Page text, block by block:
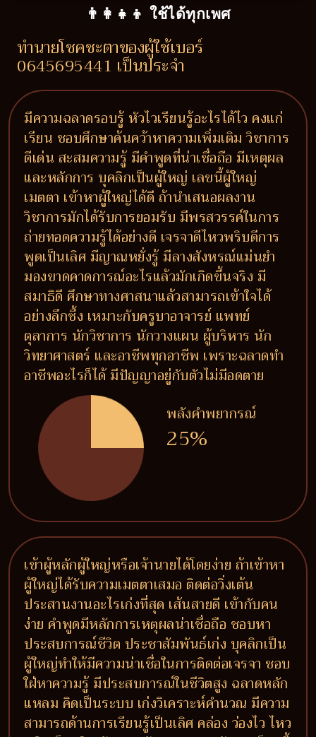
👨‍👩‍👧‍👦 ใช้ได้ทุกเพศ
ทำนายโชคชะตาของผู้ใช้เบอร์
0645695441 เป็นประจำ
มีความฉลาดรอบรู้ หัวไวเรียนรู้อะไรได้ไว คงแก่
เรียน ชอบศึกษาค้นคว้าหาความเพิ่มเติม วิชาการ
ดีเด่น สะสมความรู้ มีคำพูดที่น่าเชื่อถือ มีเหตุผล
และหลักการ บุคลิกเป็นผู้ใหญ่ เลขนี้ผู้ใหญ่
เมตตา เข้าหาผู้ใหญ่ได้ดี ถ้านำเสนอผลงาน
วิชาการมักได้รับการยอมรับ มีพรสวรรค์ในการ
ถ่ายทอดความรู้ได้อย่างดี เจรจาดีไหวพริบดีการ
พูดเป็นเลิศ มีญาณหยั่งรู้ มีลางสังหรณ์แม่นยำ
มองขาดคาดการณ์อะไรแล้วมักเกิดขึ้นจริง มี
สมาธิดี ศึกษาทางศาสนาแล้วสามารถเข้าใจได้
อย่างลึกซึ้ง เหมาะกับครูบาอาจารย์ แพทย์
ตุลาการ นักวิชาการ นักวางแผน ผู้บริหาร นัก
วิทยาศาสตร์ และอาชีพทุกอาชีพ เพราะฉลาดทำ
อาชีพอะไรก็ได้ มีปัญญาอยู่กับตัวไม่มีอดตาย
พลังคำพยากรณ์
25%
เข้าผู้หลักผู้ใหญ่หรือเจ้านายได้โดยง่าย ถ้าเข้าหา
ผู้ใหญ่ได้รับความเมตตาเสมอ ติดต่อวิ่งเต้น
ประสานงานอะไรเก่งที่สุด เส้นสายดี เข้ากับคน
ง่าย คำพูดมีหลักการเหตุผลน่าเชื่อถือ ชอบหา
ประสบการณ์ชีวิต ประชาสัมพันธ์เก่ง บุคลิกเป็น
ผู้ใหญ่ทำให้มีความน่าเชื่อในการติดต่อเจรจา ชอบ
ใฝ่หาความรู้ มีประสบการณ์ในชีวิตสูง ฉลาดหลัก
แหลม คิดเป็นระบบ เก่งวิเคราะห์คำนวณ มีความ
สามารถด้านการเรียนรู้เป็นเลิศ คล่อง ว่องไว ไหว